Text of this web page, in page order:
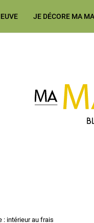
JE DÉCORE MA
: intérieur au frais